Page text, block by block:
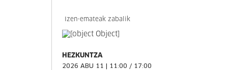
Izen-emateak zabalik
HEZKUNTZA
2026 ABU 11 | 11:00 / 17:00